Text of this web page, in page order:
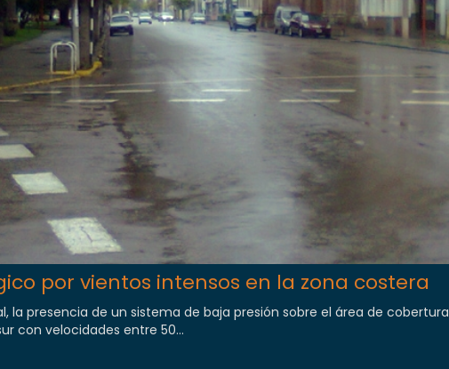
por vientos intensos en la zona costera
la presencia de un sistema de baja presión sobre el área de cobertura
con velocidades entre 50...